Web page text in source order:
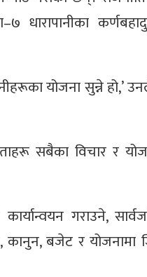
धारापानीका
योजना सुन्ने हो,’
सबैका विचार र
गराउने,
कानुन, बजेट र योजनामा